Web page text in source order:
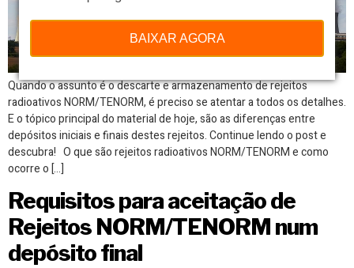
BAIXAR AGORA
Quando o assunto é o descarte e armazenamento de rejeitos
radioativos NORM/TENORM, é preciso se atentar a todos os detalhes.
E o tópico principal do material de hoje, são as diferenças entre
depósitos iniciais e finais destes rejeitos. Continue lendo o post e
descubra! O que são rejeitos radioativos NORM/TENORM e como
ocorre o […]
Requisitos para aceitação de
Rejeitos NORM/TENORM num
depósito final